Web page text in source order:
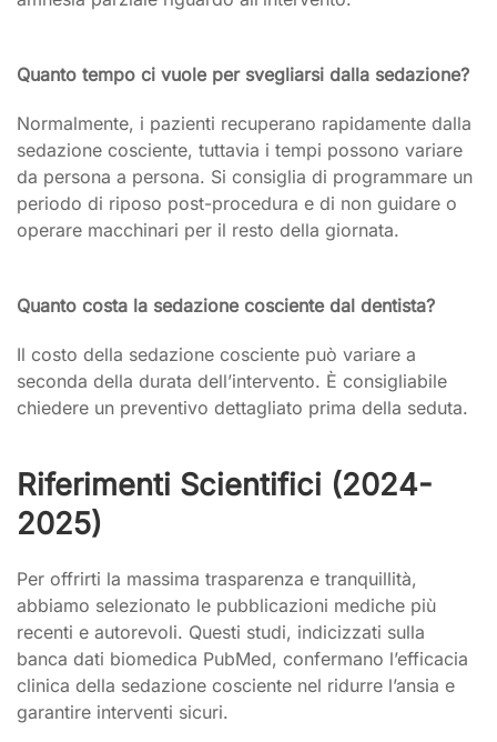
Quanto tempo ci vuole per svegliarsi dalla sedazione?
Normalmente, i pazienti recuperano rapidamente dalla
sedazione cosciente, tuttavia i tempi possono variare
da persona a persona. Si consiglia di programmare un
periodo di riposo post-procedura e di non guidare o
operare macchinari per il resto della giornata.
Quanto costa la sedazione cosciente dal dentista?
Il costo della sedazione cosciente può variare a
seconda della durata dell’intervento. È consigliabile
chiedere un preventivo dettagliato prima della seduta.
Riferimenti Scientifici (2024-
2025)
Per offrirti la massima trasparenza e tranquillità,
abbiamo selezionato le pubblicazioni mediche più
recenti e autorevoli. Questi studi, indicizzati sulla
banca dati biomedica PubMed, confermano l’efficacia
clinica della sedazione cosciente nel ridurre l’ansia e
garantire interventi sicuri.